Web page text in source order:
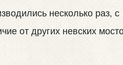
несколько раз,
от других невских